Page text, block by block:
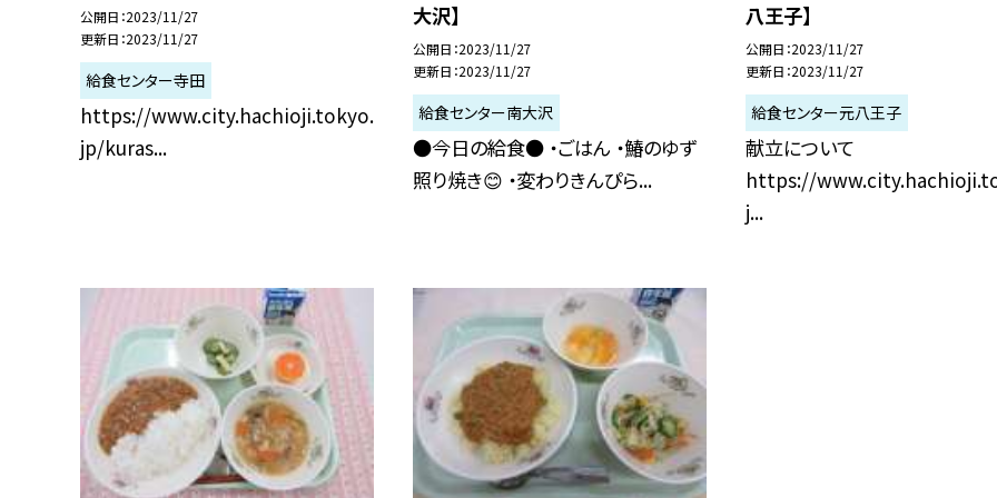
公開日 2023/11/27
更新日 2023/11/27
給食センター寺田
https://www.city.hachioji.tokyo.
jp/kuras...
大沢】
公開日 2023/11/27
更新日 2023/11/27
給食センター南大沢
●今日の給食● ・ごはん ・鰆のゆず
照り焼き😊 ・変わりきんぴら...
八王子】
公開日 2023/11/27
更新日 2023/11/27
給食センター元八王子
献立について
https://
j...